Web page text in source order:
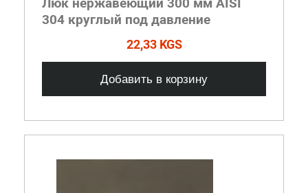
304 круглый под давление
22,33 KGS
Добавить в корзину